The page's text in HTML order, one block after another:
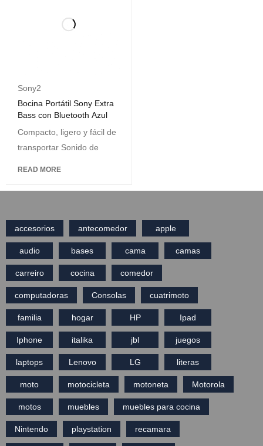
Sony2
Bocina Portátil Sony Extra
Bass con Bluetooth Azul
Compacto, ligero y fácil de
transportar Sonido de
READ MORE
accesorios antecomedor apple
audio bases cama camas
carreiro cocina comedor
computadoras Consolas cuatrimoto
familia hogar HP Ipad
Iphone italika jbl juegos
laptops Lenovo LG literas
moto motocicleta motoneta Motorola
motos muebles muebles para cocina
Nintendo playstation recamara